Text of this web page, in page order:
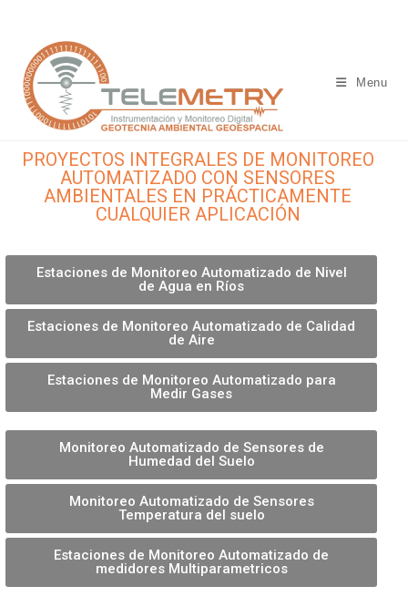
Menu
PROYECTOS INTEGRALES DE MONITOREO
AUTOMATIZADO CON SENSORES
AMBIENTALES EN PRÁCTICAMENTE
CUALQUIER APLICACIÓN
Estaciones de Monitoreo Automatizado de Nivel
de Agua en Ríos
Estaciones de Monitoreo Automatizado de Calidad
de Aire
Estaciones de Monitoreo Automatizado para
Medir Gases
Monitoreo Automatizado de Sensores de
Humedad del Suelo
Monitoreo Automatizado de Sensores
Temperatura del suelo
Estaciones de Monitoreo Automatizado de
medidores Multiparametricos